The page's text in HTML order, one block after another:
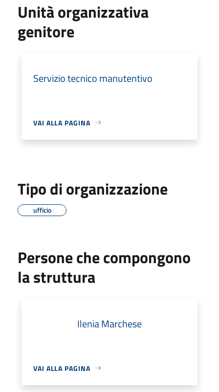
Unità organizzativa
genitore
Servizio tecnico manutentivo
VAI ALLA PAGINA
Tipo di organizzazione
ufficio
Persone che compongono
la struttura
Ilenia Marchese
VAI ALLA PAGINA